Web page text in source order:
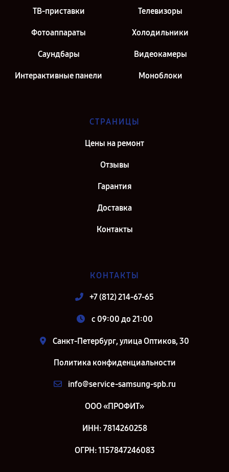
ТВ-приставки Телевизоры
Фотоаппараты Холодильники
Саундбары Видеокамеры
Интерактивные панели Моноблоки
СТРАНИЦЫ
Цены на ремонт
Отзывы
Гарантия
Доставка
Контакты
КОНТАКТЫ
+7 (812) 214-67-65
c 09:00 до 21:00
Санкт-Петербург, улица Оптиков, 30
Политика конфиденциальности
info@service-samsung-spb.ru
ООО «ПРОФИТ»
ИНН: 7814260258
ОГРН: 1157847246083